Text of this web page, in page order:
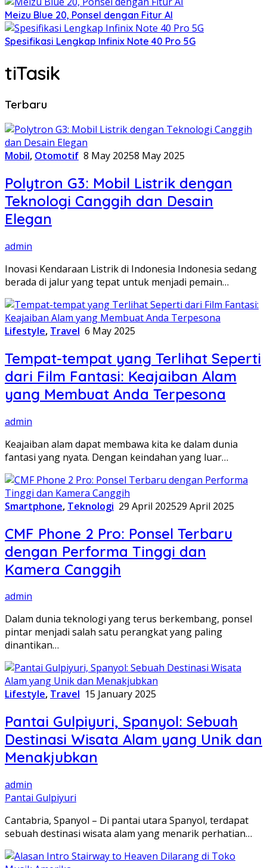
Meizu Blue 20, Ponsel dengan Fitur AI
Spesifikasi Lengkap Infinix Note 40 Pro 5G
tiTasik
Terbaru
Mobil, Otomotif 8 May 20258 May 2025
Polytron G3: Mobil Listrik dengan
Teknologi Canggih dan Desain
Elegan
admin
Inovasi Kendaraan Listrik di Indonesia Indonesia sedang
berada di jalur yang tepat untuk menjadi pemain…
Lifestyle, Travel 6 May 2025
Tempat-tempat yang Terlihat Seperti
dari Film Fantasi: Keajaiban Alam
yang Membuat Anda Terpesona
admin
Keajaiban alam dapat membawa kita ke dalam dunia
fantasi yang nyata. Dengan keindahan yang luar…
Smartphone, Teknologi 29 April 202529 April 2025
CMF Phone 2 Pro: Ponsel Terbaru
dengan Performa Tinggi dan
Kamera Canggih
admin
Dalam dunia teknologi yang terus berkembang, ponsel
pintar menjadi salah satu perangkat yang paling
dinantikan…
Lifestyle, Travel 15 January 2025
Pantai Gulpiyuri, Spanyol: Sebuah
Destinasi Wisata Alam yang Unik dan
Menakjubkan
admin
Pantai Gulpiyuri
Cantabria, Spanyol – Di pantai utara Spanyol, terdapat
sebuah destinasi wisata alam yang menarik perhatian…